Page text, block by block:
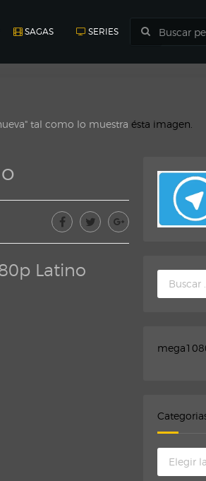
SAGAS SERIES
tal como lo muestra ésta imagen.
Latino Buscar:
Categorias